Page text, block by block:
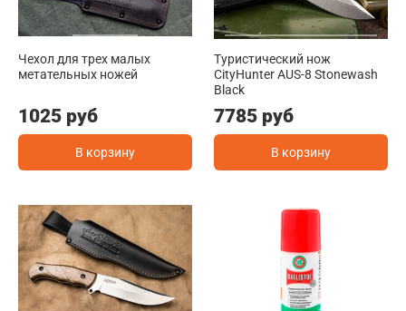
Чехол для трех малых
метательных ножей
1025 руб
В корзину
Туристичеcкий нож
CityHunter AUS-8 Stonewash
Black
7785 руб
В корзину